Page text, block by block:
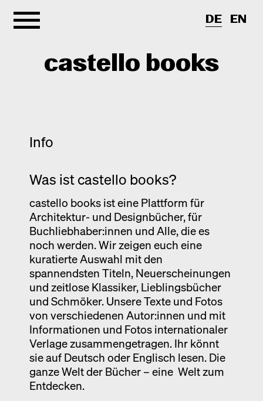
castello books
Kurznotizen
Neuerscheinungen
Monografien
Entdeckungen
Fotografie
Ausstellung
Venedig
Termine
Info
Newsletter
Kontakt
DE EN
Info
Was ist castello books?
castello books ist eine Plattform für
Architektur- und Designbücher, für
Buchliebhaber:innen und Alle, die es
noch werden. Wir zeigen euch eine
kuratierte Auswahl mit den
spannendsten Titeln, Neuerscheinungen
und zeitlose Klassiker, Lieblingsbücher
und Schmöker. Unsere Texte und Fotos
von verschiedenen Autor:innen und mit
Informationen und Fotos internationaler
Verlage zusammengetragen. Ihr könnt
sie auf Deutsch oder Englisch lesen. Die
ganze Welt der Bücher – eine Welt zum
Entdecken.